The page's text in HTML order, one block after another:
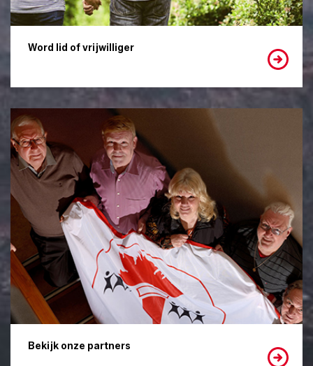
Word lid of vrijwilliger
Bekijk onze partners